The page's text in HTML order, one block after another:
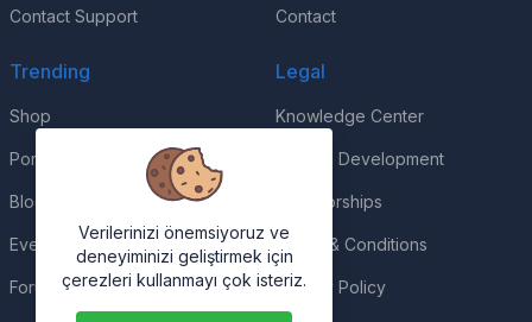
Contact Support Contact
Trending
Shop
Portfolio
Blog
Events
Forums
Legal
Knowledge Center
Custom Development
Sponsorships
Terms & Conditions
Privacy Policy
Verilerinizi önemsiyoruz ve
deneyiminizi geliştirmek için
çerezleri kullanmayı çok isteriz.